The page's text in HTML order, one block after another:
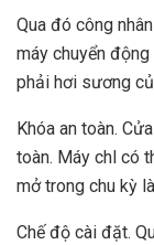
Qua đó công
máy chuyển
phải hơi sương
Khóa an toàn.
toàn. Máy chl có
mở trong chu kỳ
Chế độ cài đặt.